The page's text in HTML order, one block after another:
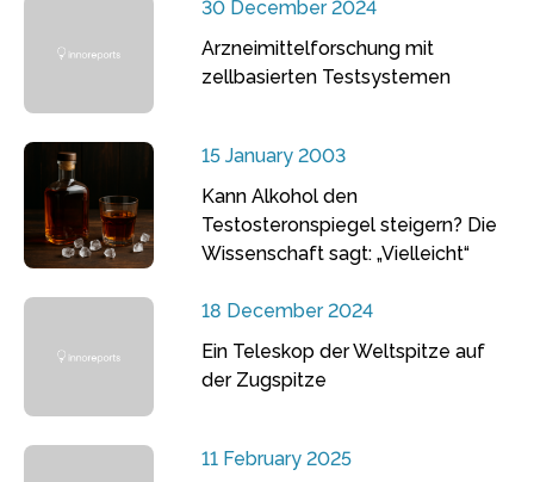
30 December 2024
Arzneimittelforschung mit
zellbasierten Testsystemen
15 January 2003
Kann Alkohol den
Testosteronspiegel steigern? Die
Wissenschaft sagt: „Vielleicht“
18 December 2024
Ein Teleskop der Weltspitze auf
der Zugspitze
11 February 2025